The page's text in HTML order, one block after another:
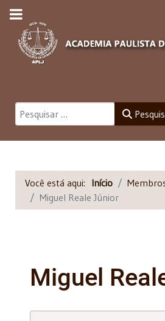
Pesquisar
Você está aqui: Início
Miguel Reale Júnior
Miguel